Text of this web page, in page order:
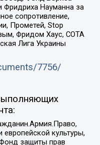
Науманна за
сопротивление,
Прометей, Stop
Фридом Хаус, СОТА
Лига Украины
7756/
культуры,
защиты прав